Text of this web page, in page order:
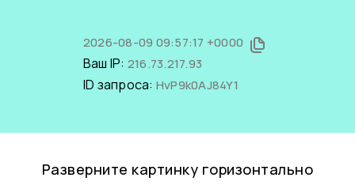
2026-08-09 09:57:17 +0000
Ваш IP: 216.73.217.93
ID запроса: HvP9k0AJ84Y1
Разверните картинку горизонтально